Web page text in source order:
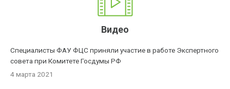
Видео
Специалисты ФАУ ФЦС приняли участие в работе Экспертного
совета при Комитете Госдумы РФ
4 марта 2021